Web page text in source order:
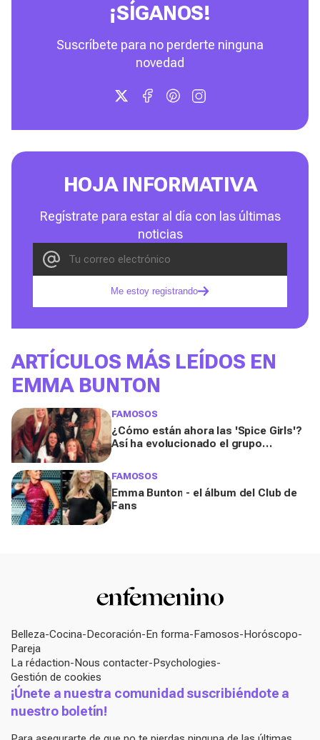
¡SÍGANOS!
Suscríbete para no perderte ninguna
novedad
HOJA INFORMATIVA
Regístrate para estar al día con las últimas
noticias
Me estoy registrando
ARTÍCULOS MÁS LEÍDOS EN
EMMA BUNTON
FAMOSOS
¿Cómo están ahora las 'Spice Girls'?
Así ha evolucionado el grupo
FAMOSOS
Emma Bunton - el álbum del Club de
Fans
Belleza Cocina Decoración En forma Famosos Horóscopo
Pareja
La rédaction Nous contacter Psychologies
Gestión de cookies
¡Únete a nuestra comunidad suscribiéndote a
nuestro boletín!